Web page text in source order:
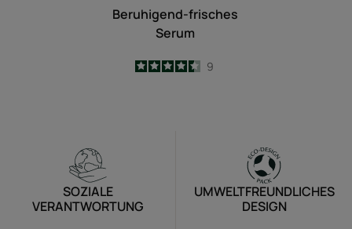
Beruhigend-frisches
Serum
4.4
/5
9
SOZIALE
VERANTWORTUNG
UMWELTFREUNDLICHES
DESIGN